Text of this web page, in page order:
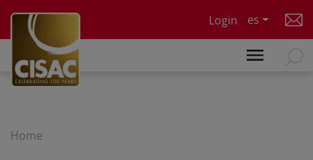
Login
es
Home